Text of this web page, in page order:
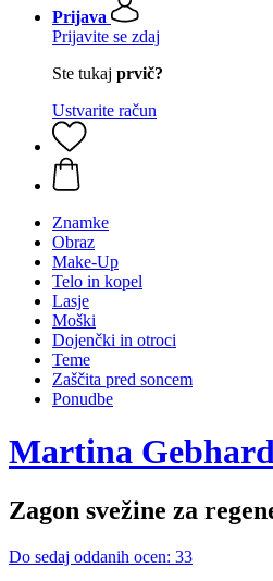
Prijava
Prijavite se zdaj
Ste tukaj prvič?
Ustvarite račun
Znamke
Obraz
Make-Up
Telo in kopel
Lasje
Moški
Dojenčki in otroci
Teme
Zaščita pred soncem
Ponudbe
Martina
Zagon svežine za
Do sedaj oddanih ocen: 33